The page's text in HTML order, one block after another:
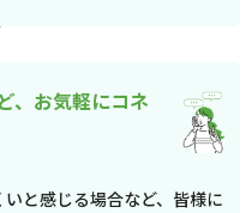
、お気軽にコネ
と感じる場合など、皆様に